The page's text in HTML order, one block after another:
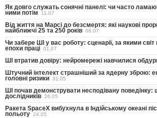
Як довго служать сонячні панелі: чи часто
ними потім 11.07
Від життя на Марсі до безсмертя: які наукові
найближчі 25 та 250 років 06.07
Чи забере ШІ у вас роботу: сценарії, за якими світ
епохи праці 01.07
ШІ втратив довіру: нейромережі навчилися
Штучний інтелект страшніший за ядерну зброю:
головні ризики 31.05
ШІ почав демонструвати несподівану поведінку:
дослідників 26.05
Ракета SpaceX вибухнула в Індійському океані
польоту 24.05